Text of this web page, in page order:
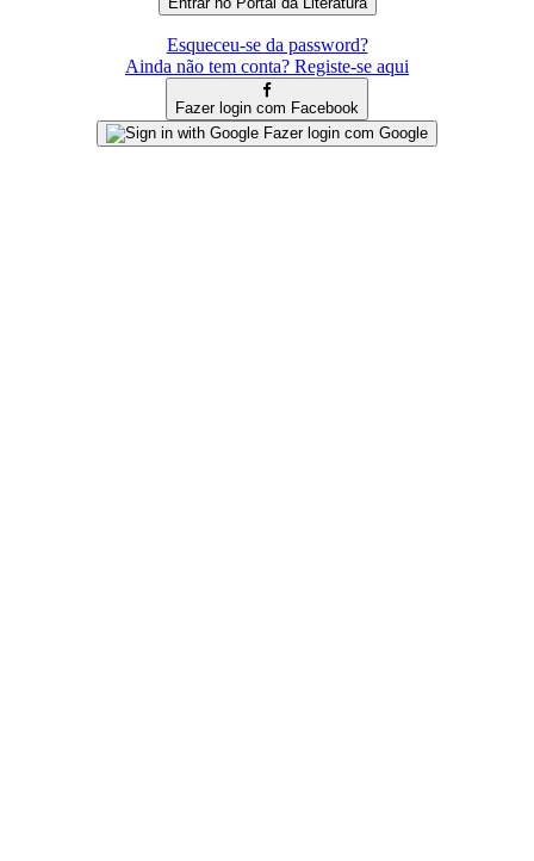
Esqueceu-se da password?
Ainda não tem conta? Registe-se aqui
Fazer login com Facebook
Fazer login com Google